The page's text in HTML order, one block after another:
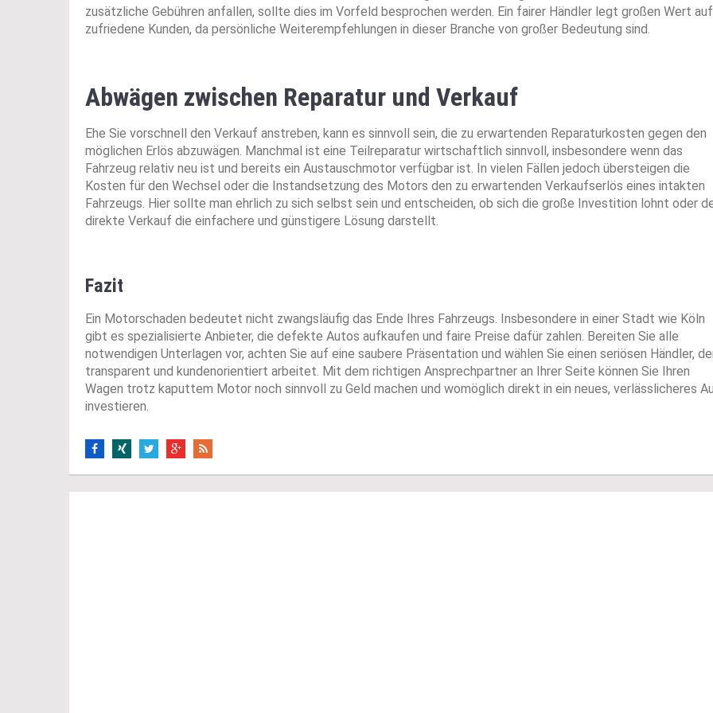
zusätzliche Gebühren anfallen, sollte dies im Vorfeld besprochen werden. Ein fairer Händler legt großen Wert auf
zufriedene Kunden, da persönliche Weiterempfehlungen in dieser Branche von großer Bedeutung sind.
Abwägen zwischen Reparatur und Verkauf
Ehe Sie vorschnell den Verkauf anstreben, kann es sinnvoll sein, die zu erwartenden Reparaturkosten gegen den
möglichen Erlös abzuwägen. Manchmal ist eine Teilreparatur wirtschaftlich sinnvoll, insbesondere wenn das
Fahrzeug relativ neu ist und bereits ein Austauschmotor verfügbar ist. In vielen Fällen jedoch übersteigen die
Kosten für den Wechsel oder die Instandsetzung des Motors den zu erwartenden Verkaufserlös eines intakten
Fahrzeugs. Hier sollte man ehrlich zu sich selbst sein und entscheiden, ob sich die große Investition lohnt oder
direkte Verkauf die einfachere und günstigere Lösung darstellt.
Fazit
Ein Motorschaden bedeutet nicht zwangsläufig das Ende Ihres Fahrzeugs. Insbesondere in einer Stadt wie Köln
gibt es spezialisierte Anbieter, die defekte Autos aufkaufen und faire Preise dafür zahlen. Bereiten Sie alle
notwendigen Unterlagen vor, achten Sie auf eine saubere Präsentation und wählen Sie einen seriösen Händler,
transparent und kundenorientiert arbeitet. Mit dem richtigen Ansprechpartner an Ihrer Seite können Sie Ihren
Wagen trotz kaputtem Motor noch sinnvoll zu Geld machen und womöglich direkt in ein neues, verlässlicheres
investieren.